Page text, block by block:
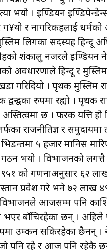
भयो । इण्डियन
र नागरिकहरूलाई
लिगका सदस्यहरू हिन्दू
शंकालु नजरले इण्डियन
हिन्दू र मुस्लिम
गरिदियो । पृथक मुस्लिम
द्वन्द्वका रुपमा रह्यो ।
छ । फरक यत्ति
राजनीतिज्ञ र
५ हजार मानिस
भयो । विभाजनको लगत्तै
को गणनाअनुसार ६२
प्रवेश गरे भने ७२ लाख ४९
आजसम्म पनि
भएर बाँचिरहेका छन् ।
उम्कन सकिरहेका छैनन् ।
पनि रहे र आज पनि रहेकै